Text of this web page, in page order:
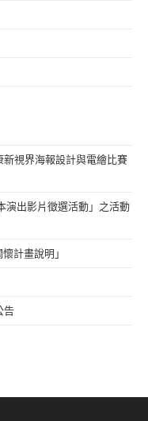
視界海報設計與電繪比賽
演出影片徵選活動」之活動
計畫說明」
告